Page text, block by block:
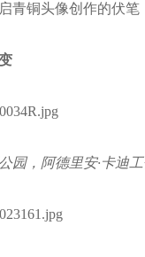
青铜头像创作的伏笔
园，阿德里安·卡迪